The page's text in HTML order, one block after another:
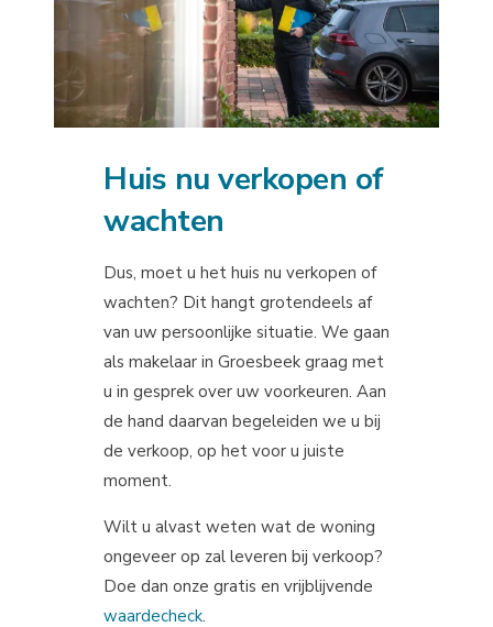
Huis nu verkopen of
wachten
Dus, moet u het huis nu verkopen of
wachten? Dit hangt grotendeels af
van uw persoonlijke situatie. We gaan
als makelaar in Groesbeek graag met
u in gesprek over uw voorkeuren. Aan
de hand daarvan begeleiden we u bij
de verkoop, op het voor u juiste
moment.
Wilt u alvast weten wat de woning
ongeveer op zal leveren bij verkoop?
Doe dan onze gratis en vrijblijvende
waardecheck.